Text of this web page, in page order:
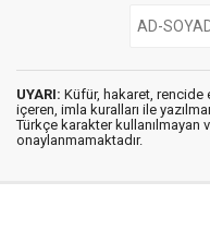
UYARI: Küfür, hakaret, rencide
içeren, imla kuralları ile
Türkçe karakter kullanılmayan
onaylanmamaktadır.